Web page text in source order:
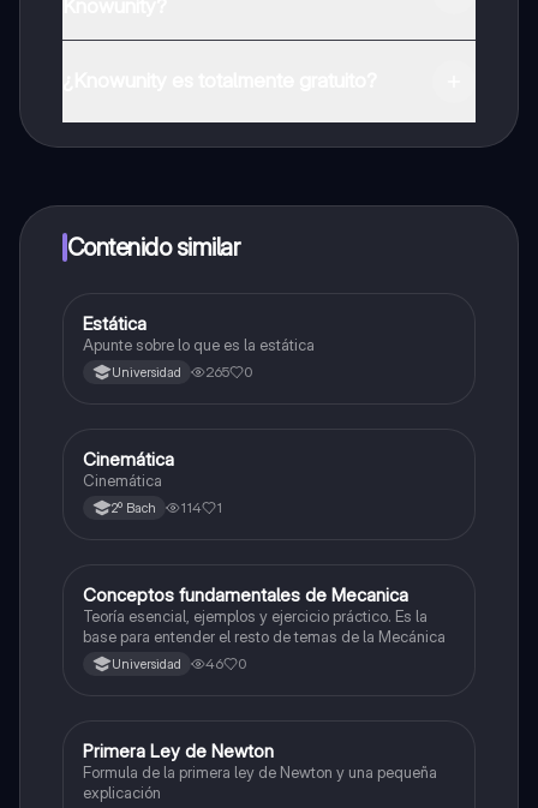
a determinadas funciones.
Contenido similar
Física
Estática
Apunte sobre lo que es la estática
Universidad 265 0
Física
Cinemática
Cinemática
2º Bach 114 1
Física
Conceptos fundamentales de Mecanica
Teoría esencial, ejemplos y ejercicio práctico. Es la
base para entender el resto de temas de la Mecánica
Universidad 46 0
Física
Primera Ley de Newton
Formula de la primera ley de Newton y una pequeña
explicación